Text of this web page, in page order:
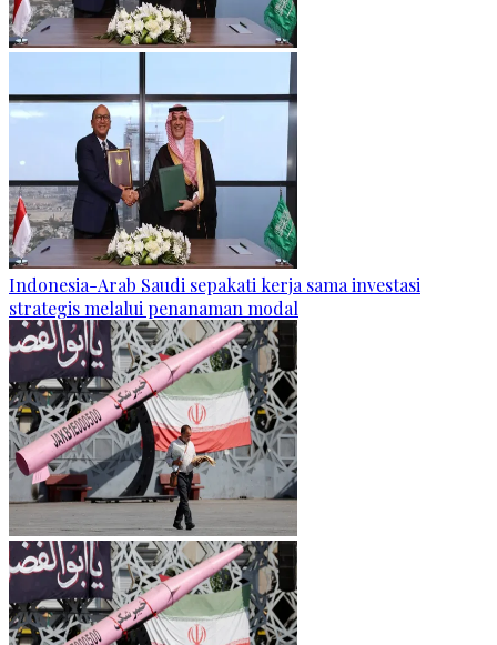
Indonesia-Arab Saudi sepakati kerja sama investasi
strategis melalui penanaman modal